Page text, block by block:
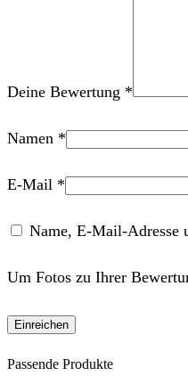
Deine Bewertung *
Namen *
E-Mail *
Name, E-Mail-Adresse
Um Fotos zu Ihrer
Passende Produkte